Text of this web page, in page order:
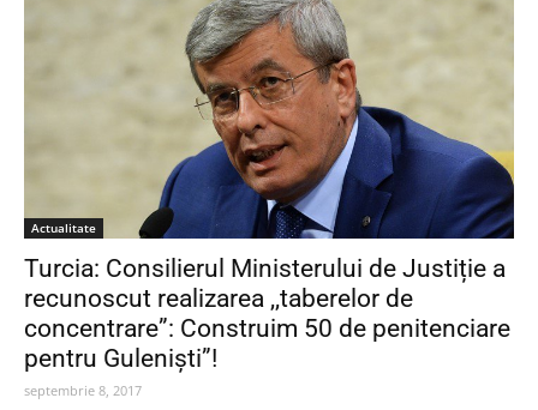
Actualitate
Turcia: Consilierul Ministerului de Justiție a
recunoscut realizarea ,,taberelor de
concentrare”: Construim 50 de penitenciare
pentru Guleniști”!
septembrie 8, 2017